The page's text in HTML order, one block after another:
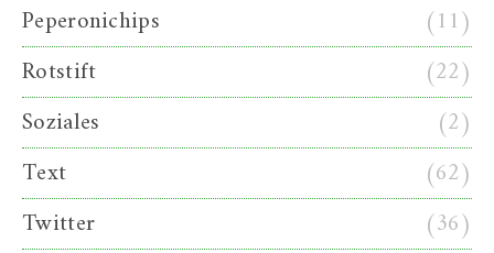
Peperonichips
(11)
Rotstift
(22)
Soziales
(2)
Text
(62)
Twitter
(36)